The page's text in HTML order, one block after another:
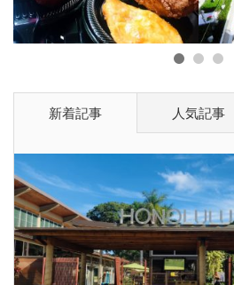
1 2
新着記事 人気記事